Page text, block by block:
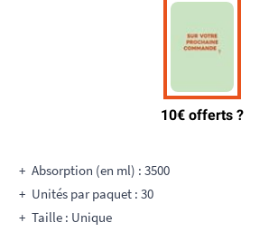
Absorption (en ml) : 3500
Unités par paquet : 30
Taille : Unique